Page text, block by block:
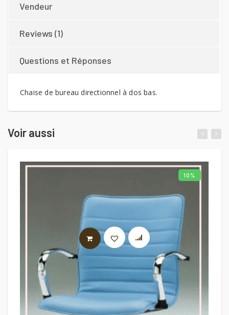
Vendeur
Reviews (1)
Questions et Réponses
Chaise de bureau directionnel à dos bas.
Voir aussi
10%
AJOUTER AU PANIER